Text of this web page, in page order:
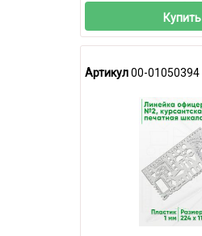
Купить
Артикул00-01050394